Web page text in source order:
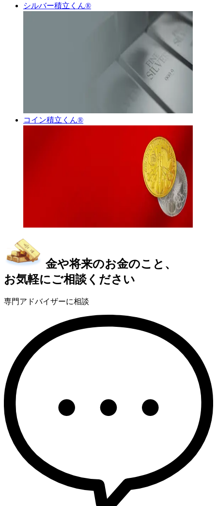
シルバー積立くん®︎
コイン積立くん®︎
金や将来のお金のこと、
お気軽にご相談ください
専門アドバイザーに相談